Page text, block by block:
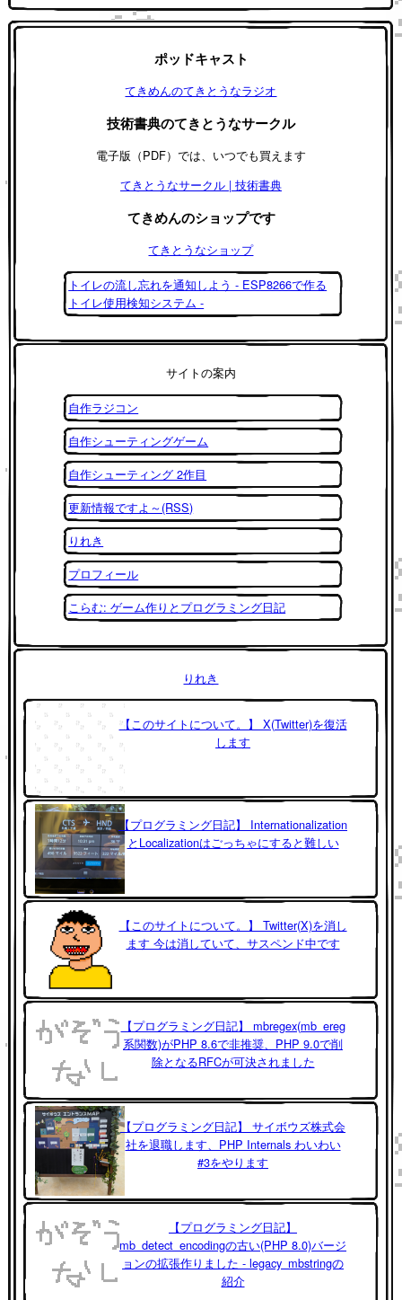
ポッドキャスト
てきめんのてきとうなラジオ
技術書典のてきとうなサークル
電子版（PDF）では、いつでも買えます
てきとうなサークル | 技術書典
てきめんのショップです
てきとうなショップ
トイレの流し忘れを通知しよう - ESP8266で作る
トイレ使用検知システム -
サイトの案内
自作ラジコン
自作シューティングゲーム
自作シューティング 2作目
更新情報ですよ～(RSS)
りれき
プロフィール
こらむ: ゲーム作りとプログラミング日記
りれき
【このサイトについて。】 X(Twitter)を復活
します
【プログラミング日記】 Internationalization
とLocalizationはごっちゃにすると難しい
【このサイトについて。】 Twitter(X)を消し
ます 今は消していて、サスペンド中です
【プログラミング日記】 mbregex(mb_ereg
系関数)がPHP 8.6で非推奨、PHP 9.0で削
除となるRFCが可決されました
【プログラミング日記】 サイボウズ株式会
社を退職します、PHP Internals わいわい
#3をやります
【プログラミング日記】
mb_detect_encodingの古い(PHP 8.0)バージ
ョンの拡張作りました - legacy_mbstringの
紹介